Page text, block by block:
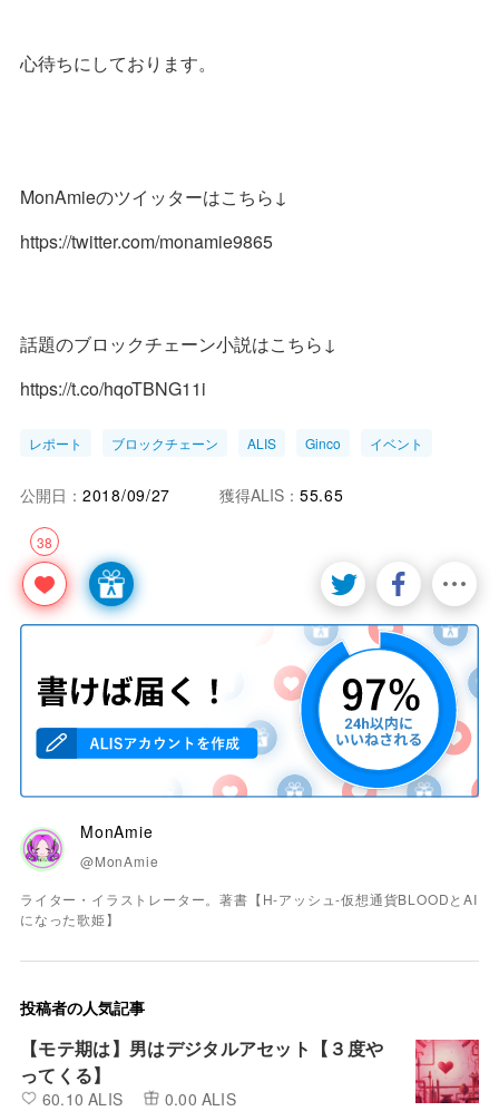
心待ちにしております。
MonAmieのツイッターはこちら↓
https://twitter.com/monamie9865
話題のブロックチェーン小説はこちら↓
https://t.co/hqoTBNG11i
レポート ブロックチェーン ALIS Ginco イベント
38
公開日： 2018/09/27 獲得ALIS： 55.65
MonAmie
@MonAmie
ライター・イラストレーター。著書【H-アッシュ-仮想通貨BLOODとAI
になった歌姫】
投稿者の人気記事
【モテ期は】男はデジタルアセット【３度や
ってくる】
60.10 ALIS 0.00 ALIS